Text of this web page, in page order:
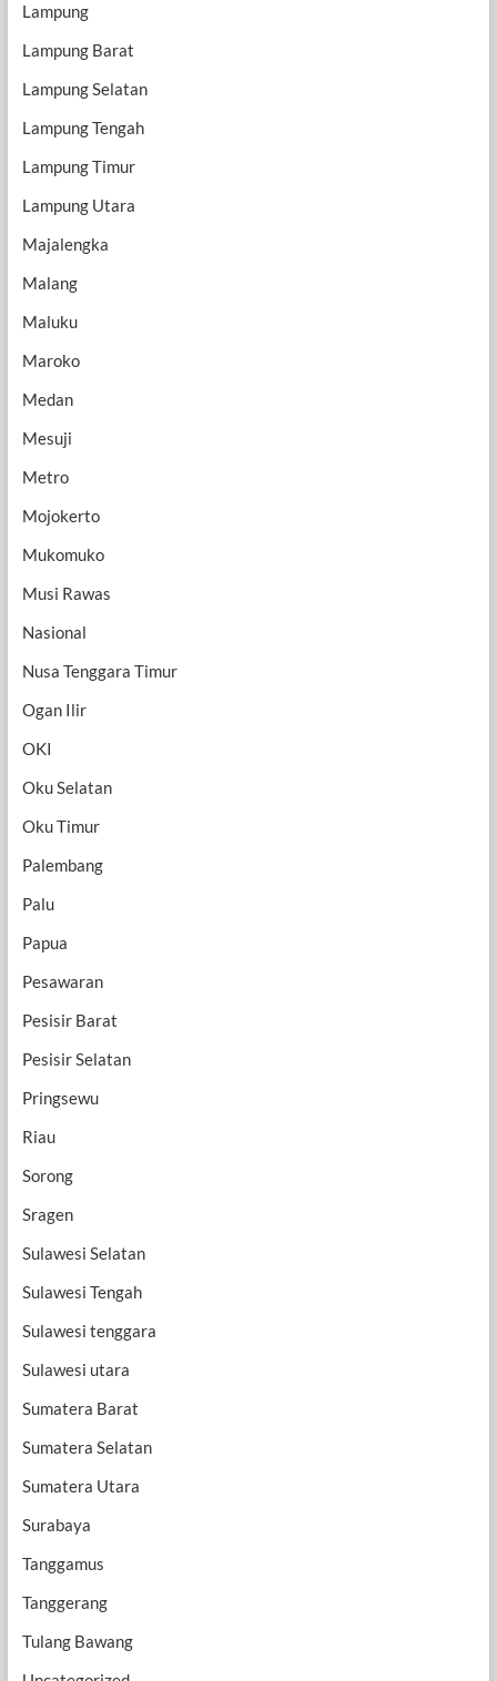
Lampung
Lampung Barat
Lampung Selatan
Lampung Tengah
Lampung Timur
Lampung Utara
Majalengka
Malang
Maluku
Maroko
Medan
Mesuji
Metro
Mojokerto
Mukomuko
Musi Rawas
Nasional
Nusa Tenggara Timur
Ogan Ilir
OKI
Oku Selatan
Oku Timur
Palembang
Palu
Papua
Pesawaran
Pesisir Barat
Pesisir Selatan
Pringsewu
Riau
Sorong
Sragen
Sulawesi Selatan
Sulawesi Tengah
Sulawesi tenggara
Sulawesi utara
Sumatera Barat
Sumatera Selatan
Sumatera Utara
Surabaya
Tanggamus
Tanggerang
Tulang Bawang